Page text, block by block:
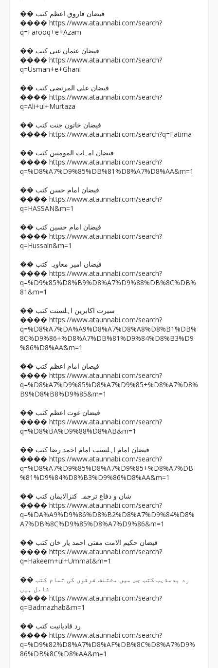
�� فیضان فاروق اعظم کتب
���� https://www.ataunnabi.com/search?
q=Farooq+e+Azam
�� فیضان عثمان غنی کتب
���� https://www.ataunnabi.com/search?
q=Usman+e+Ghani
�� فیضان علی المرتضی کتب
���� https://www.ataunnabi.com/search?
q=Ali+ul+Murtaza
�� فیضان خاتون جنت کتب
���� https://www.ataunnabi.com/search?q=Fatima
�� فیضان امہات المومنین کتب
���� https://www.ataunnabi.com/search?
q=%D8%A7%D9%85%DB%81%D8%A7%D8%AA&m=1
�� فیضان امام حسن کتب
���� https://www.ataunnabi.com/search?
q=HASSAN&m=1
�� فیضان امام حسین کتب
���� https://www.ataunnabi.com/search?
q=Hussain&m=1
�� فیضان امیر معاویہ کتب
���� https://www.ataunnabi.com/search?
q=%D9%85%D8%B9%D8%A7%D9%88%DB%8C%DB%
81&m=1
�� سیرت اکابرین اہلسنت کتب
���� https://www.ataunnabi.com/search?
q=%D8%A7%DA%A9%D8%A7%D8%A8%D8%B1%DB%
8C%D9%86+%D8%A7%DB%81%D9%84%D8%B3%D9
%86%D8%AA&m=1
�� فیضان امام اعظم کتب
���� https://www.ataunnabi.com/search?
q=%D8%A7%D9%85%D8%A7%D9%85+%D8%A7%D8%
B9%D8%B8%D9%85&m=1
�� فیضان غوث اعظم کتب
���� https://www.ataunnabi.com/search?
q=%D8%BA%D9%88%D8%AB&m=1
�� فیضان امام اہلسنت امام احمد رضا کتب
���� https://www.ataunnabi.com/search?
q=%D8%A7%D9%85%D8%A7%D9%85+%D8%A7%DB
%81%D9%84%D8%B3%D9%86%D8%AA&m=1
�� شان و دفاع ترجمہ کنزالایمان کتب
���� https://www.ataunnabi.com/search?
q=%DA%A9%D9%86%D8%B2%D8%A7%D9%84%D8%
A7%DB%8C%D9%85%D8%A7%D9%86&m=1
�� فیضان حکیم الامت مفتی احمد یار خان کتب
���� https://www.ataunnabi.com/search?
q=Hakeem+ul+Ummat&m=1
�� رد بدمذہب کتب جس میں مختلف فرقوں کی تمام کتب
شامل ہیں
���� https://www.ataunnabi.com/search?
q=Badmazhab&m=1
�� رد قادیانیت کتب
���� https://www.ataunnabi.com/search?
q=%D9%82%D8%A7%D8%AF%DB%8C%D8%A7%D9%
86%DB%8C%D8%AA&m=1